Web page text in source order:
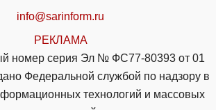
info@sarinform.ru
РЕКЛАМА
номер серия Эл № ФС77-80393 от 01
Федеральной службой по надзору в
технологий и массовых